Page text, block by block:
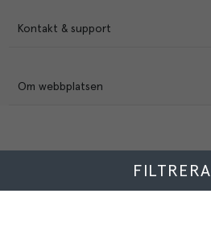
FILTRERA
Kontakt & support
Om webbplatsen
Menigo Foodservice AB